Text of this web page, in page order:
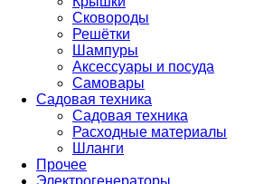
Сковороды
Решётки
Шампуры
Аксессуары и посуда
Самовары
Садовая техника
Садовая техника
Расходные материалы
Шланги
Прочее